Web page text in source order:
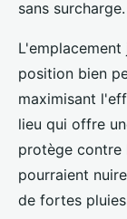
sans surcharge.
position bien
maximisant
lieu qui offre
protège contre
pourraient
de fortes